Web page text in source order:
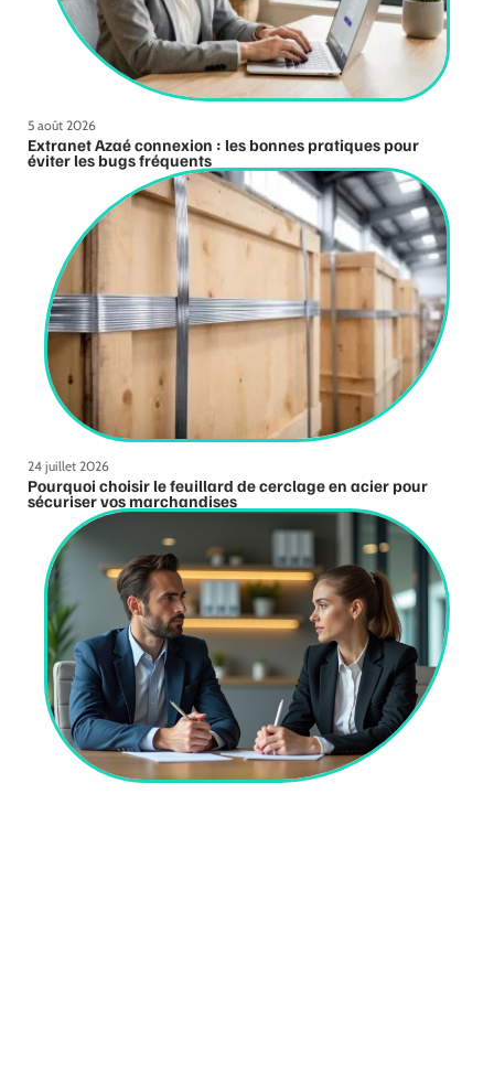
5 août 2026
Extranet Azaé connexion : les bonnes pratiques pour
éviter les bugs fréquents
24 juillet 2026
Pourquoi choisir le feuillard de cerclage en acier pour
sécuriser vos marchandises